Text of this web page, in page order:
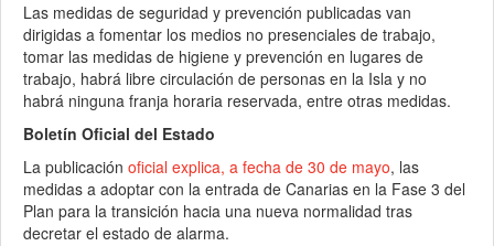
Las medidas de seguridad y prevención publicadas van
dirigidas a fomentar los medios no presenciales de trabajo,
tomar las medidas de higiene y prevención en lugares de
trabajo, habrá libre circulación de personas en la Isla y no
habrá ninguna franja horaria reservada, entre otras medidas.
Boletín Oficial del Estado
La publicación oficial explica, a fecha de 30 de mayo, las
medidas a adoptar con la entrada de Canarias en la Fase 3 del
Plan para la transición hacia una nueva normalidad tras
decretar el estado de alarma.